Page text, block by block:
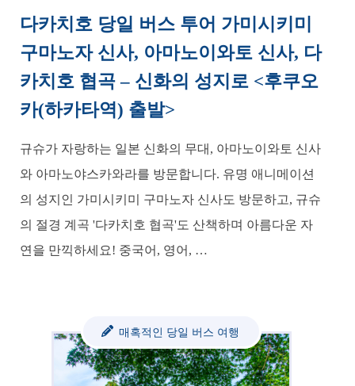
다카치호 당일 버스 투어 가미시키미
구마노자 신사, 아마노이와토 신사, 다
카치호 협곡 – 신화의 성지로 <후쿠오
카(하카타역) 출발>
규슈가 자랑하는 일본 신화의 무대, 아마노이와토 신사
와 아마노야스카와라를 방문합니다. 유명 애니메이션
의 성지인 가미시키미 구마노자 신사도 방문하고, 규슈
의 절경 계곡 '다카치호 협곡'도 산책하며 아름다운 자
연을 만끽하세요! 중국어, 영어, …
매혹적인 당일 버스 여행